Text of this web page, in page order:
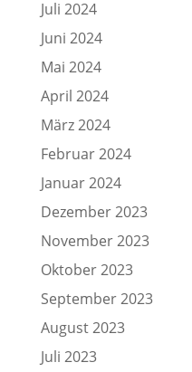
Juli 2024
Juni 2024
Mai 2024
April 2024
März 2024
Februar 2024
Januar 2024
Dezember 2023
November 2023
Oktober 2023
September 2023
August 2023
Juli 2023